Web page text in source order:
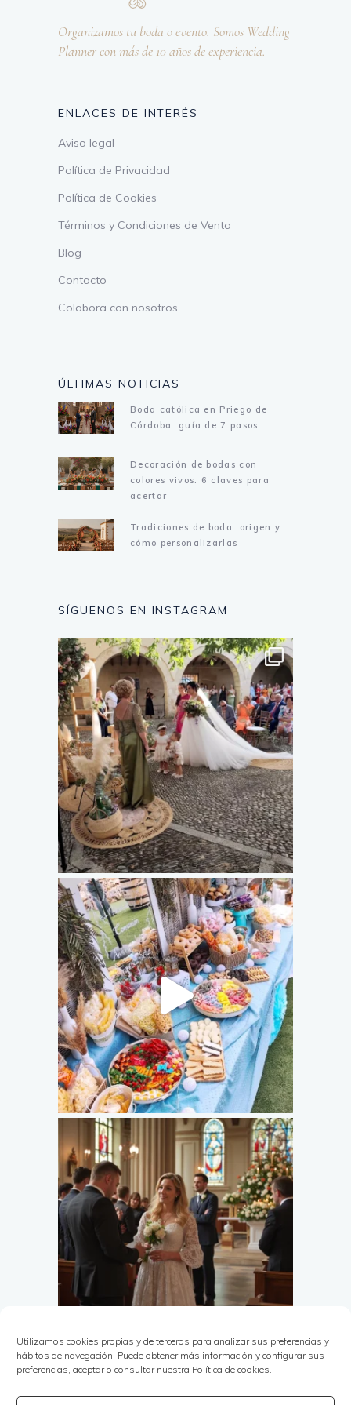
Utilizamos cookies propias y de terceros para analizar sus preferencias y
hábitos de navegación. Puede obtener más información y configurar sus
preferencias, aceptar o consultar nuestra Política de cookies.
Organizamos tu boda o evento. Somos Wedding
Planner con más de 10 años de experiencia.
ENLACES DE INTERÉS
Aviso legal
Política de Privacidad
Política de Cookies
Términos y Condiciones de Venta
Blog
Contacto
Colabora con nosotros
ÚLTIMAS NOTICIAS
Boda católica en Priego de
Córdoba: guía de 7 pasos
Decoración de bodas con
colores vivos: 6 claves para
acertar
Tradiciones de boda: origen y
cómo personalizarlas
SÍGUENOS EN INSTAGRAM